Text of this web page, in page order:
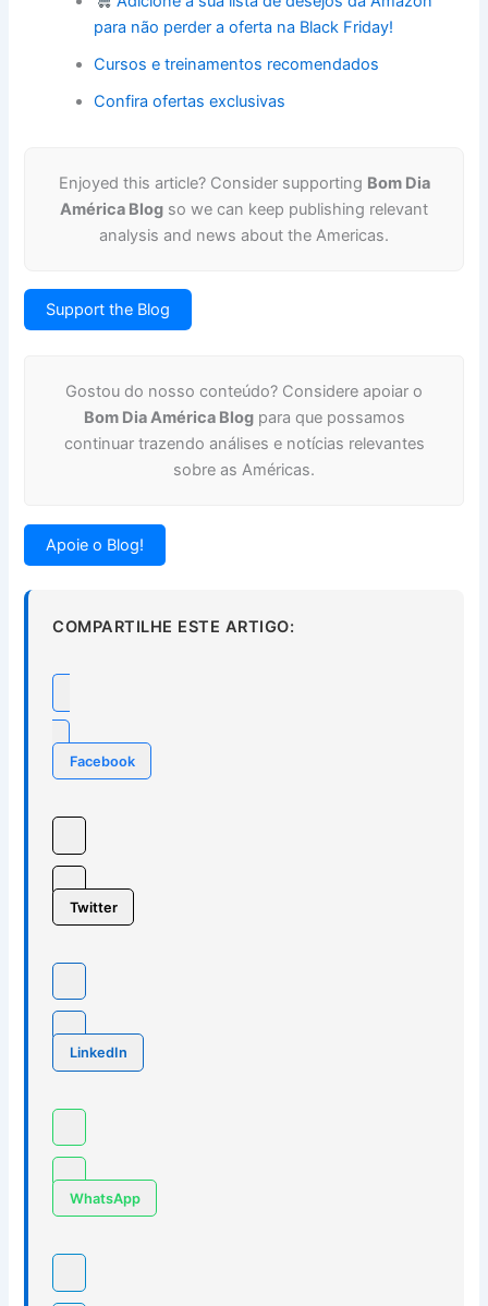
para não perder a oferta na Black Friday!
Cursos e treinamentos recomendados
Confira ofertas exclusivas
Enjoyed this article? Consider supporting Bom Dia
América Blog so we can keep publishing relevant
analysis and news about the Americas.
Support the Blog
Gostou do nosso conteúdo? Considere apoiar o
Bom Dia América Blogpara que possamos
continuar trazendo análises e notícias relevantes
sobre as Américas.
Apoie o Blog!
COMPARTILHE ESTE ARTIGO:
Facebook
Twitter
LinkedIn
WhatsApp